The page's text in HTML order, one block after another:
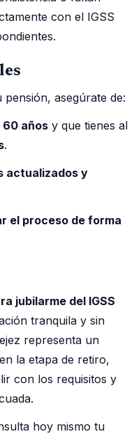
con el IGSS
asegúrate de:
60 años y que tienes al
.
actualizados y
el proceso de forma
jubilarme del IGSS
tranquila y sin
representa un
la etapa de retiro,
con los requisitos y
hoy mismo tu